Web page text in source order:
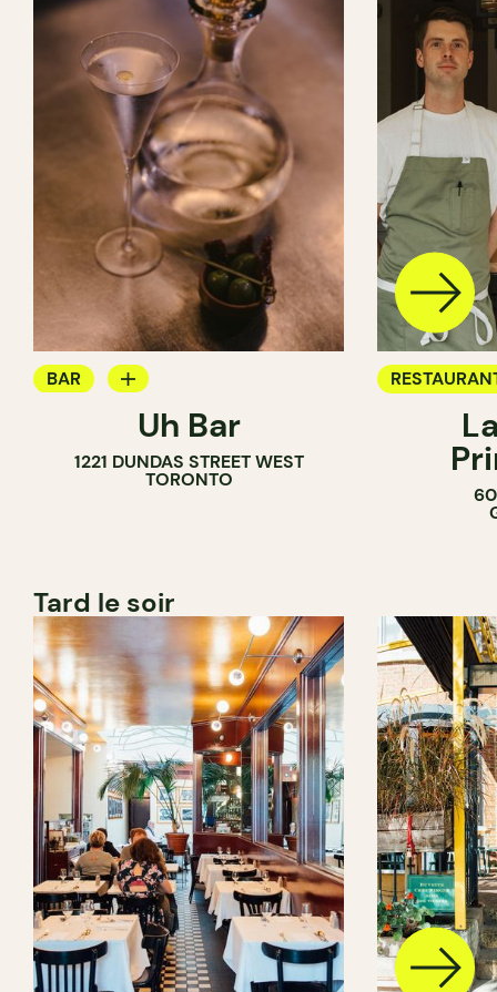
BAR
BAR À COCKTAILUh Bar
1221 DUNDAS STREET WEST
TORONTO
60
Tard le soir